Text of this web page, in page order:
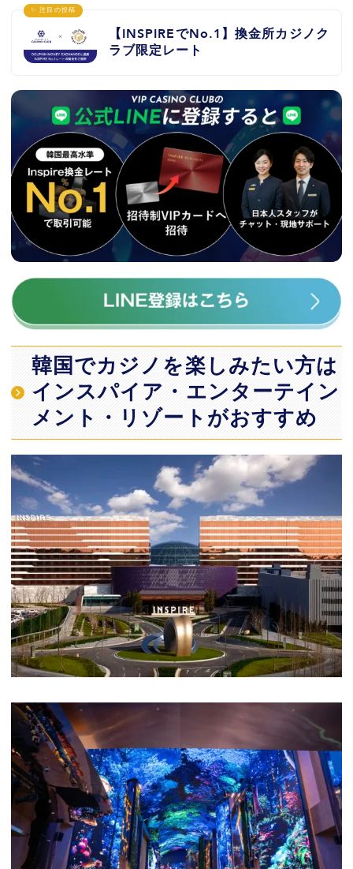
✨ 注目の投稿
【INSPIREでNo.1】換金所カジノク
ラブ限定レート
韓国でカジノを楽しみたい方は
インスパイア・エンターテイン
メント・リゾートがおすすめ